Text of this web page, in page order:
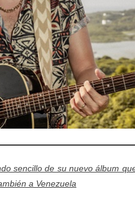
sencillo de su nuevo álbum
a Venezuela